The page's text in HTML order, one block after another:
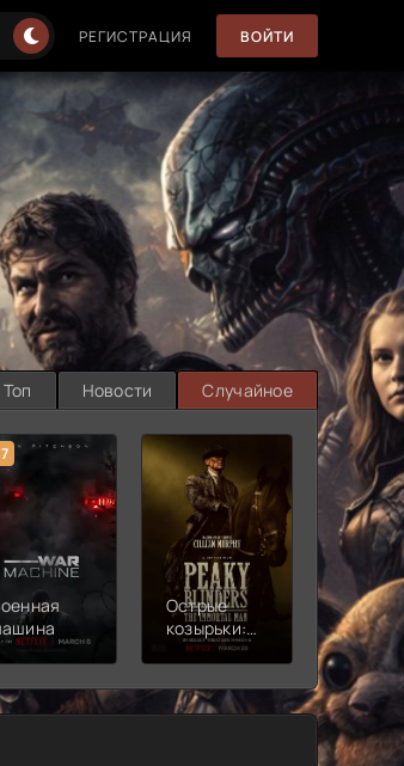
РЕГИСТРАЦИЯ ВОЙТИ
Топ Новости Случайное
Острые
козырьки:
Бессмертный
7.187
2